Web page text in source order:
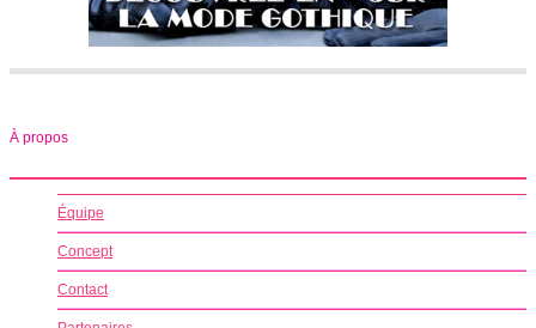
À propos
Équipe
Concept
Contact